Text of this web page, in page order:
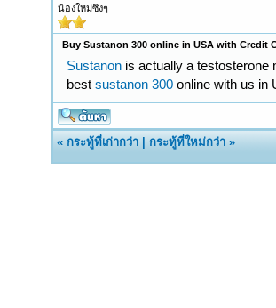
น้องใหม่ซิงๆ
Buy Sustanon 300 online in USA with Credit
Sustanon is actually a testosterone
bestsustanon 300 online with us in
«กระทู้ที่เก่ากว่า |กระทู้ที่ใหม่กว่า »